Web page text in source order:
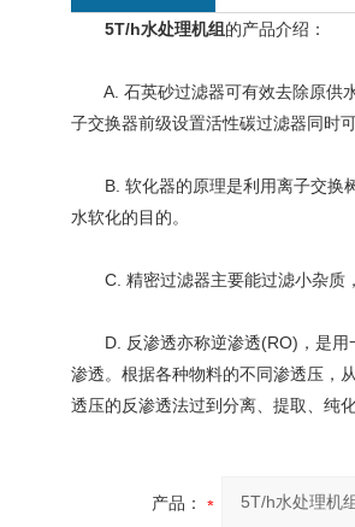
5T/h水处理机组 的产品介绍：
A. 石英砂过滤器可有效去除原供水
子交换器前级设置活性碳过滤器同时
B. 软化器的原理是利用离子交换树
水软化的目的。
C. 精密过滤器主要能过滤小杂质，
D. 反渗透亦称逆渗透(RO)，是用
渗透。根据各种物料的不同渗透压，
透压的反渗透法过到分离、提取、纯
产品：